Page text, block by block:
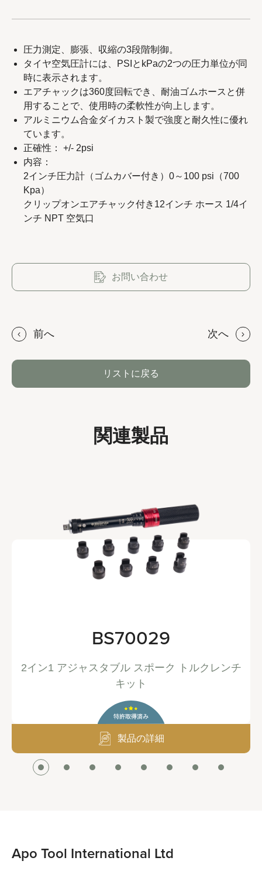
最新ニュース
お問い合わせ
Copyright 2023 APO TOOL INTERNATIONAL LTD. All
rights reserved.
圧力測定、膨張、収縮の3段階制御。
タイヤ空気圧計には、PSIとkPaの2つの圧力単位が同
時に表示されます。
エアチャックは360度回転でき、耐油ゴムホースと併
用することで、使用時の柔軟性が向上します。
アルミニウム合金ダイカスト製で強度と耐久性に優れ
ています。
正確性： +/- 2psi
内容：
2インチ圧力計（ゴムカバー付き）0～100 psi（700
Kpa）
クリップオンエアチャック付き12インチ ホース 1/4イ
ンチ NPT 空気口
お問い合わせ
前へ 次へ
リストに戻る
関連製品
BS70029
2イン1 アジャスタブル スポーク トルクレンチ
キット
製品の詳細
Apo Tool International Ltd